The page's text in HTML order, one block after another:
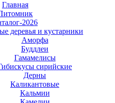
Главная
2026
деревья и кустарники
Аморфа
Буддлеи
Гамамелисы
сирийские
Дерны
Каликантовые
Кальмии